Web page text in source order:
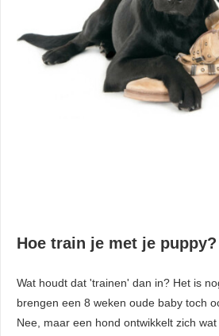
Hoe train je met je puppy?
Wat houdt dat 'trainen' dan in? Het is
brengen een 8 weken oude baby toch
Nee, maar een hond ontwikkelt zich wat